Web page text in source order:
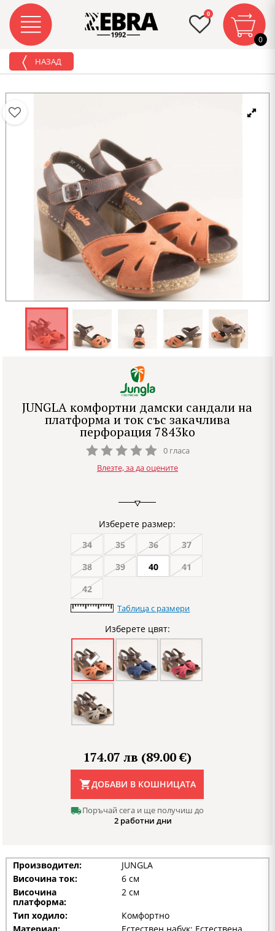
0
0
НАЗАД
JUNGLA комфортни дамски сандали на
платформа и ток със закачлива
перфорация 7843ko
0 гласа
Влезте, за да оцените
Изберете размер:
34
35 36
37
38
39 40
41
42
Таблица с размери
Изберете цвят:
174.07 лв (89.00 €)
ДОБАВИ В КОШНИЦАТА
Поръчай сега и ще получиш до
2 работни дни
Производител:
JUNGLA
Височина ток:
6 см
Височина
платформа:
2 см
Тип ходило:
Комфортно